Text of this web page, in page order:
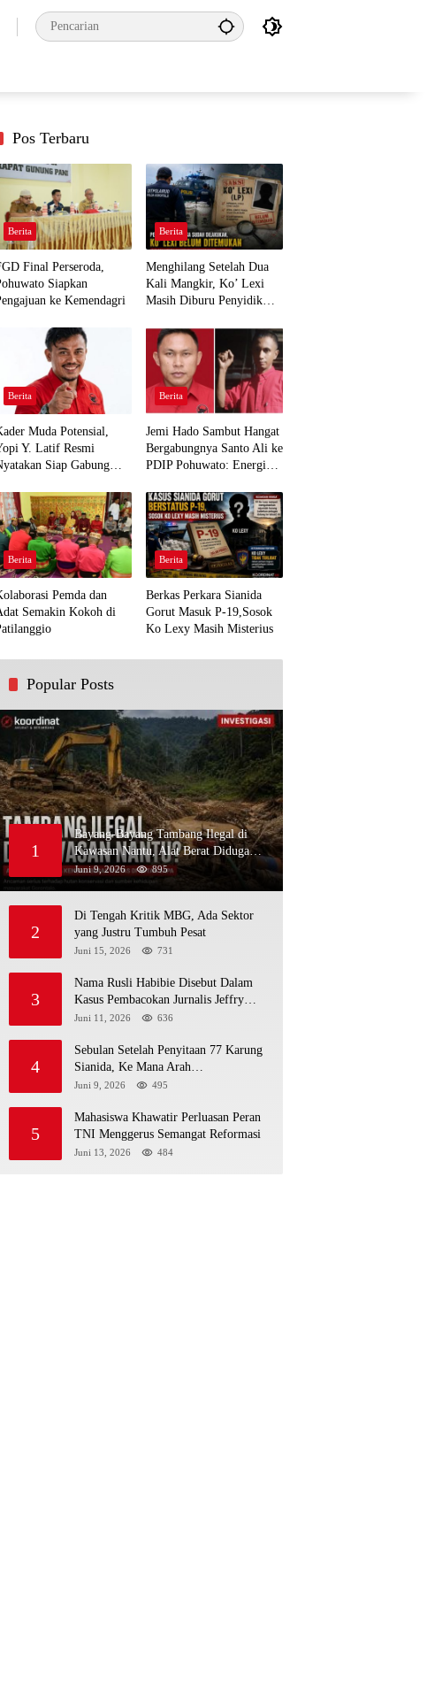
Pos Terbaru
Berita
Final Perseroda,
Siapkan
ke Kemendagri
Berita
Menghilang Setelah Dua
Kali Mangkir, Ko’ Lexi
Masih Diburu Penyidik
Berita
Muda Potensial,
Y. Latif Resmi
Siap Gabung
Kawal Aspirasi Bumi
Berita
Jemi Hado Sambut Hangat
Bergabungnya Santo Ali ke
PDIP Pohuwato: Energi
Rakyat
Berita
Pemda dan
Semakin Kokoh di
Berita
Berkas Perkara Sianida
Gorut Masuk P-19,Sosok
Ko Lexy Masih Misterius
Popular Posts
1
Bayang-Bayang Tambang Ilegal di
Kawasan Nantu, Alat Berat Diduga
Kembali Menembus Hutan Sapa
Juni 9, 2026 895
2
Di Tengah Kritik MBG, Ada Sektor
yang Justru Tumbuh Pesat
Juni 15, 2026 731
3
Nama Rusli Habibie Disebut Dalam
Kasus Pembacokan Jurnalis Jeffry
Rumampuk
Juni 11, 2026 636
4
Sebulan Setelah Penyitaan 77 Karung
Sianida, Ke Mana Arah
Penyidikannya?
Juni 9, 2026 495
5
Mahasiswa Khawatir Perluasan Peran
TNI Menggerus Semangat Reformasi
Juni 13, 2026 484